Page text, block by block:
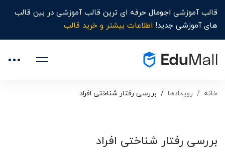
قالب آموزشی اجومال حرفه ای ترین قالب آموزشی در بین قالب
های آموزشی جدید! اطلاعات بیشتر و خرید قالب
خانه رویدادها بررسی رفتار شناختی افراد
بررسی رفتار شناختی افراد